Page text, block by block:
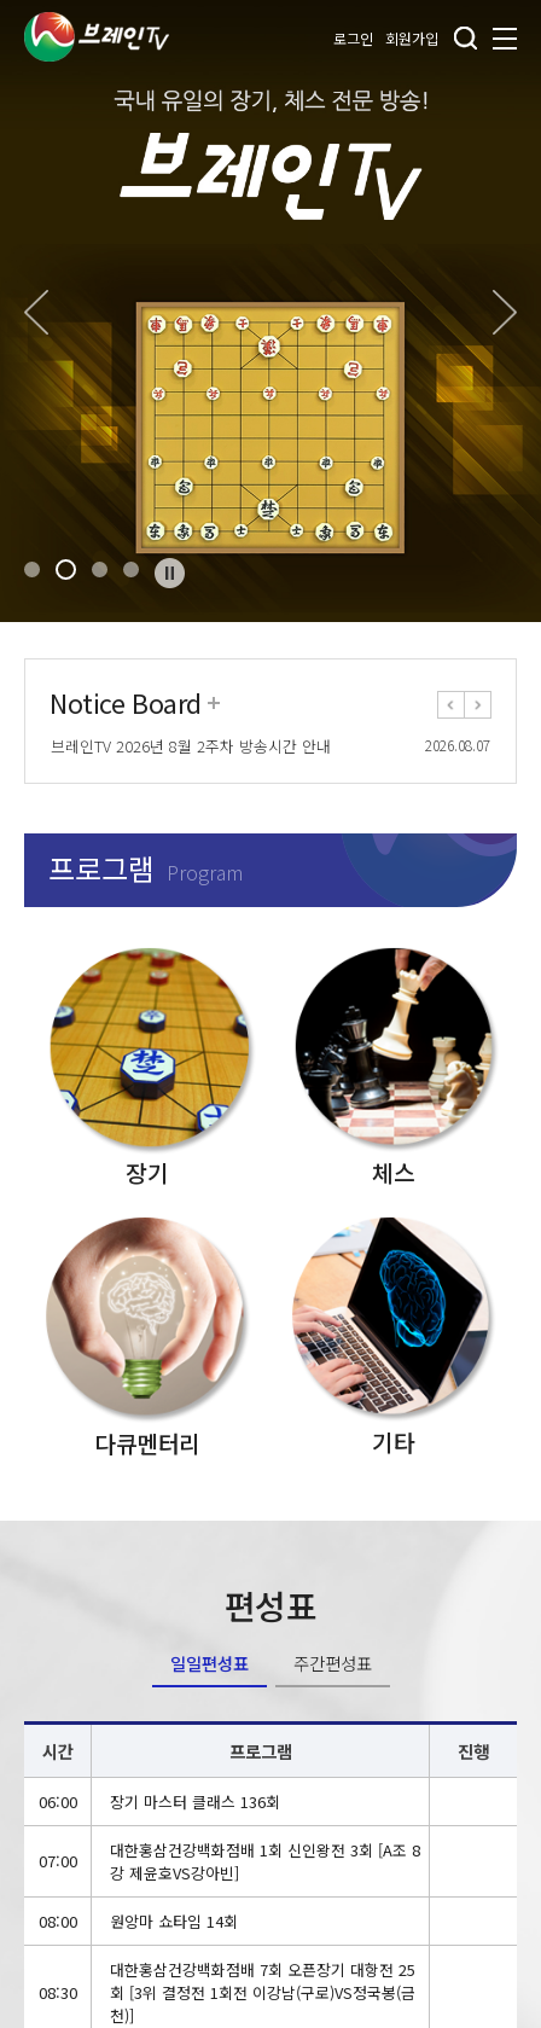
로그인 회원가입
Notice Board
브레인TV 2026년 7월 5주차 방송시간 안내 2026.07.24
브레인TV 스페셜 「명사초청대국」 방송안내 2026.08.07
브레인TV 2026년 8월 2주차 방송시간 안내 2026.08.07
2026.08.07
브레인TV 2026년 8월 1주차 방송시간 안내
2026.07.24
프로그램 Program
장기 체스
다큐멘터리 기타
편성표
일일편성표 주간편성표
시간 프로그램 진행
06:00 장기 마스터 클래스 136회
07:00
대한홍삼건강백화점배 1회 신인왕전 3회 [A조 8
강 제윤호VS강아빈]
08:00 원앙마 쇼타임 14회
08:30
대한홍삼건강백화점배 7회 오픈장기 대항전 25
회 [3위 결정전 1회전 이강남(구로)VS정국봉(금
천)]